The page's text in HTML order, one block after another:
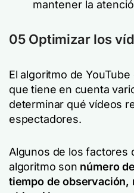
mantener la
05 Optimizar los
El algoritmo de
que tiene en cuenta
determinar qué vídeos
espectadores.
Algunos de los factores
algoritmo son número
tiempo de observación,